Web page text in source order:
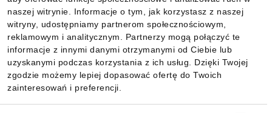
naszej witrynie. Informacje o tym, jak korzystasz z naszej
witryny, udostępniamy partnerom społecznościowym,
reklamowym i analitycznym. Partnerzy mogą połączyć te
informacje z innymi danymi otrzymanymi od Ciebie lub
uzyskanymi podczas korzystania z ich usług. Dzięki Twojej
zgodzie możemy lepiej dopasować ofertę do Twoich
zainteresowań i preferencji.
Informacje
Pobierz naszą aplikację mobilną: